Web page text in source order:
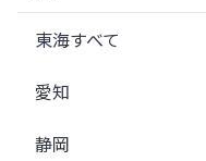
東海すべて
愛知
静岡